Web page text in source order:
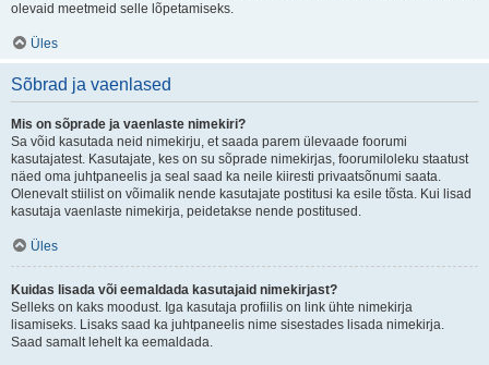
olevaid meetmeid selle lõpetamiseks.
Üles
Sõbrad ja vaenlased
Mis on sõprade ja vaenlaste nimekiri?
Sa võid kasutada neid nimekirju, et saada parem ülevaade foorumi
kasutajatest. Kasutajate, kes on su sõprade nimekirjas, foorumiloleku staatust
näed oma juhtpaneelis ja seal saad ka neile kiiresti privaatsõnumi saata.
Olenevalt stiilist on võimalik nende kasutajate postitusi ka esile tõsta. Kui lisad
kasutaja vaenlaste nimekirja, peidetakse nende postitused.
Üles
Kuidas lisada või eemaldada kasutajaid nimekirjast?
Selleks on kaks moodust. Iga kasutaja profiilis on link ühte nimekirja
lisamiseks. Lisaks saad ka juhtpaneelis nime sisestades lisada nimekirja.
Saad samalt lehelt ka eemaldada.